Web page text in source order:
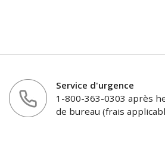
Service d'urgence
1-800-363-0303 après
de bureau (frais